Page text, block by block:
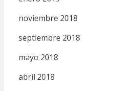
noviembre 2018
septiembre 2018
mayo 2018
abril 2018